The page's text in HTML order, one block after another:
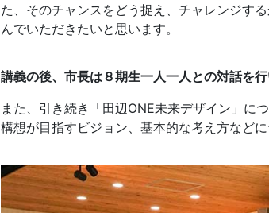
た、そのチャンスをどう捉え、チャレンジす
んでいただきたいと思います。
講義の後、市長は８期生一人一人との対話を行
また、引き続き「田辺ONE未来デザイン」
構想が目指すビジョン、基本的な考え方など